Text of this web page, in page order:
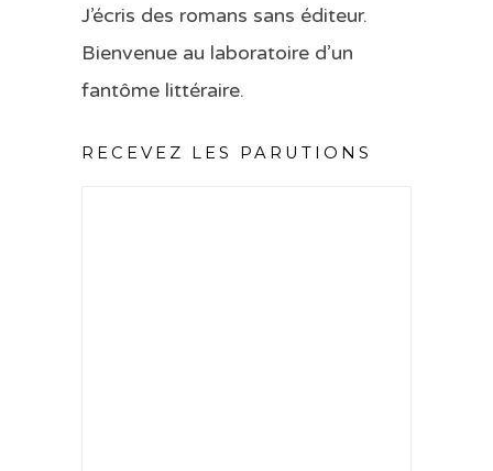
J’écris des romans sans éditeur.
Bienvenue au laboratoire d’un
fantôme littéraire.
RECEVEZ LES PARUTIONS